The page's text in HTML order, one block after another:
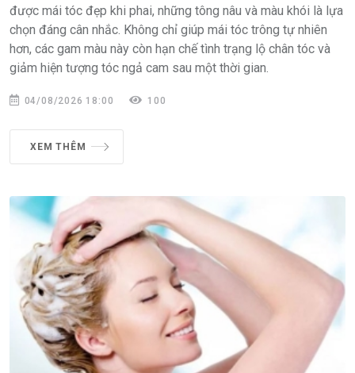
được mái tóc đẹp khi phai, những tông nâu và màu khói là lựa
chọn đáng cân nhắc. Không chỉ giúp mái tóc trông tự nhiên
hơn, các gam màu này còn hạn chế tình trạng lộ chân tóc và
giảm hiện tượng tóc ngả cam sau một thời gian.
04/08/2026 18:00 100
XEM THÊM